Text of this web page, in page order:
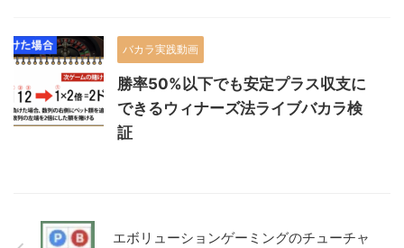
バカラ実践動画
勝率50%以下でも安定プラス収支に
できるウィナーズ法ライブバカラ検
証
エボリューションゲーミングのチューチャ